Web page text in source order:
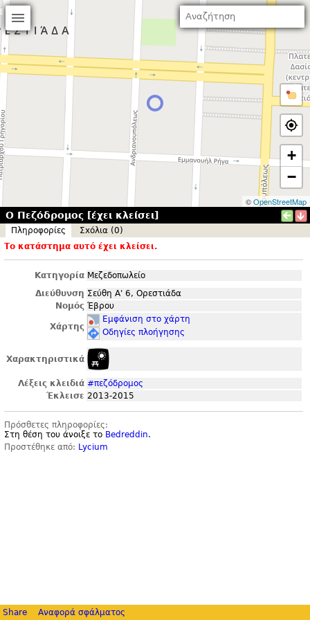
+
−
©OpenStreetMap
Ο Πεζόδρομος [έχει κλείσει]
Πληροφορίες
Σxόλια (0)
Το κατάστημα αυτό έχει κλείσει.
Κατηγορία Μεζεδοπωλείο
Διεύθυνση Σεύθη Α' 6, Ορεστιάδα
Νομός Έβρου
Χάρτης
Εμφάνιση στο χάρτη
Οδηγίες πλοήγησης
Χαρακτηριστικά
Λέξεις κλειδιά #πεζόδρομος
Έκλεισε 2013-2015
Πρόσθετες πληροφορίες:
Στη θέση του άνοιξε το Bedreddin.
Προστέθηκε από: Lycium
Share Αναφορά σφάλματος